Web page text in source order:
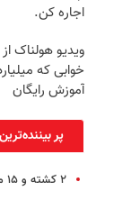
اجاره کن.
ویدیو هولناک
خوابی که
آموزش رایگان
پر
۲ کشته و ۱۵ مجروح بر اثر تیراندازی در تایلند